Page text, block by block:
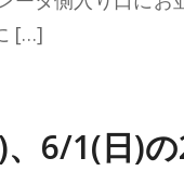
[…]
6/1(日)